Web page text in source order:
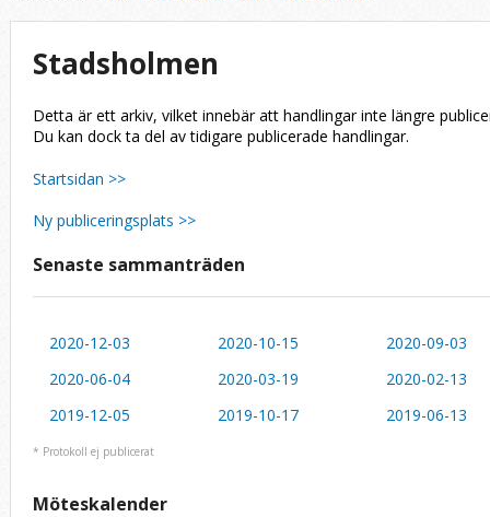
Stadsholmen
Detta är ett arkiv, vilket innebär att handlingar inte längre
Du kan dock ta del av tidigare publicerade handlingar.
Startsidan >>
Ny publiceringsplats >>
Senaste sammanträden
2020-12-03 2020-10-15
2020-09-03
2020-06-04
2020-03-19
2020-02-13
2019-12-05
2019-10-17 2019-06-13
* Protokoll ej publicerat
Möteskalender